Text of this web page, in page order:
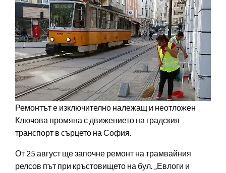
Ремонтът е изключително належащ и неотложен
Ключова промяна с движението на градския
транспорт в сърцето на София.
От 25 август ще започне ремонт на трамвайния
релсов път при кръстовището на бул. „Евлоги и